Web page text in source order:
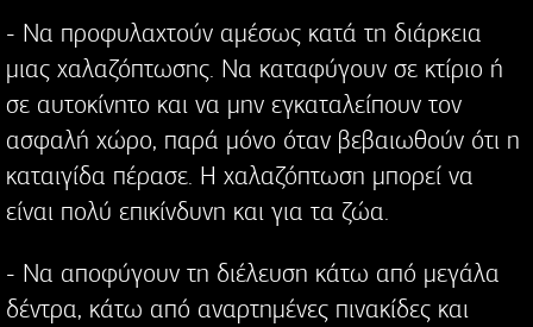
- Να προφυλαχτούν αμέσως κατά τη διάρκεια
μιας χαλαζόπτωσης. Να καταφύγουν σε κτίριο ή
σε αυτοκίνητο και να μην εγκαταλείπουν τον
ασφαλή χώρο, παρά μόνο όταν βεβαιωθούν ότι η
καταιγίδα πέρασε. Η χαλαζόπτωση μπορεί να
είναι πολύ επικίνδυνη και για τα ζώα.
- Να αποφύγουν τη διέλευση κάτω από μεγάλα
δέντρα, κάτω από αναρτημένες πινακίδες και